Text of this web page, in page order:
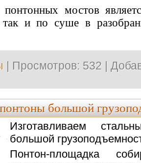
мостов
и по суше в
| Просмотров: 532 |
большой
Изготавливаем
большой
Понтон-площадка